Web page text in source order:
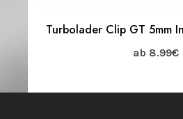
Turbolader Clip GT 5mm
ab 8.99€